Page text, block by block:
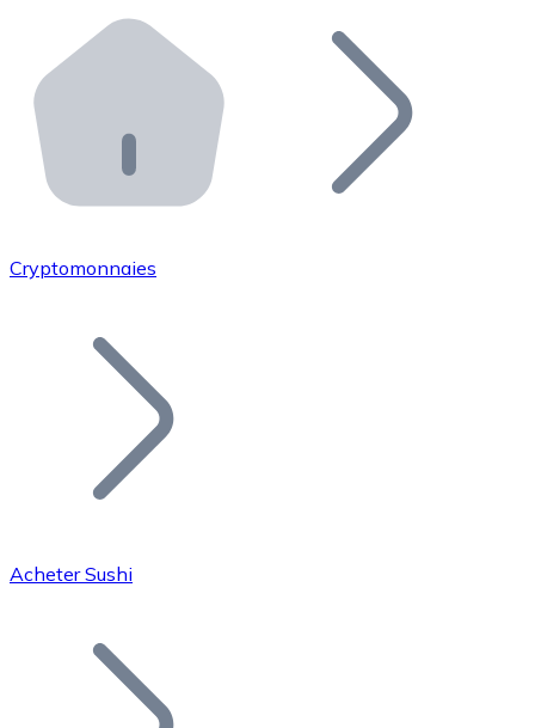
Distributeurs automatiques Bitnovo
Intégrez un ATM Bitnovo dans votre entreprise et
API Bitnovo
Intégrez notre API dans votre écosystème.
Rejoignez notre réseau de distributeurs et
Ajoutez le token de votre projet à notre service
Bitcoin
Cryptomonnaies
Acheter Sushi